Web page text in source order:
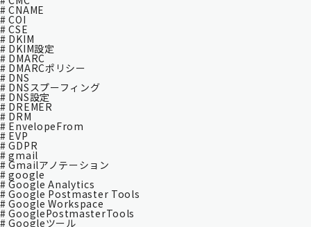
# CNAME
# COI
# CSE
# DKIM
# DKIM設定
# DMARC
# DMARCポリシー
# DNS
# DNSスプーフィング
# DNS設定
# DREMER
# DRM
# EnvelopeFrom
# EVP
# GDPR
# gmail
# Gmailアノテーション
# google
# Google Analytics
# Google Postmaster Tools
# Google Workspace
# GooglePostmasterTools
# Googleツール